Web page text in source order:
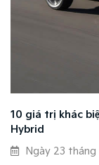
10 giá trị khác
Hybrid
Ngày 23 tháng